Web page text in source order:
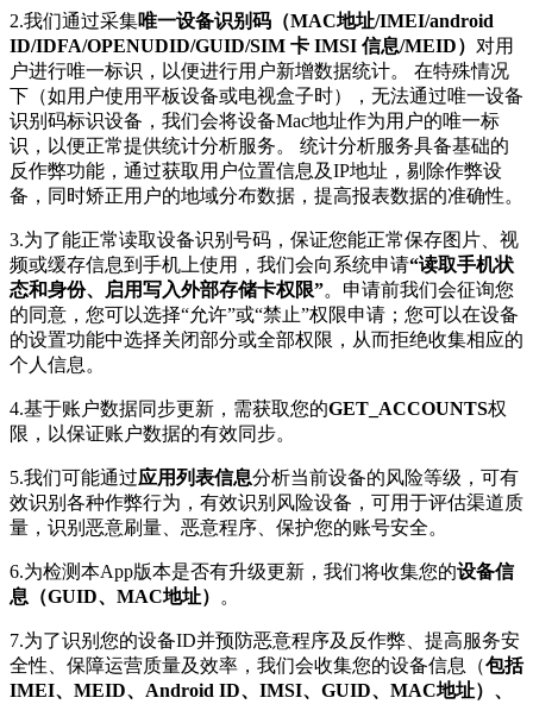
2.我们通过采集唯一设备识别码（MAC地址/IMEI/android
ID/IDFA/OPENUDID/GUID/SIM 卡 IMSI 信息/MEID） 对用
户进行唯一标识，以便进行用户新增数据统计。 在特殊情况
下（如用户使用平板设备或电视盒子时），无法通过唯一设备
识别码标识设备，我们会将设备Mac地址作为用户的唯一标
识，以便正常提供统计分析服务。 统计分析服务具备基础的
反作弊功能，通过获取用户位置信息及IP地址，剔除作弊设
备，同时矫正用户的地域分布数据，提高报表数据的准确性。
3.为了能正常读取设备识别号码，保证您能正常保存图片、视
频或缓存信息到手机上使用，我们会向系统申请“读取手机状
态和身份、启用写入外部存储卡权限”。申请前我们会征询您
的同意，您可以选择“允许”或“禁止”权限申请；您可以在设备
的设置功能中选择关闭部分或全部权限，从而拒绝收集相应的
个人信息。
4.基于账户数据同步更新，需获取您的GET_ACCOUNTS权
限，以保证账户数据的有效同步。
5.我们可能通过应用列表信息分析当前设备的风险等级，可有
效识别各种作弊行为，有效识别风险设备，可用于评估渠道质
量，识别恶意刷量、恶意程序、保护您的账号安全。
6.为检测本App版本是否有升级更新，我们将收集您的设备信
息（GUID、MAC地址）
。
7.为了识别您的设备ID并预防恶意程序及反作弊、提高服务安
全性、保障运营质量及效率，我们会收集您的设备信息（包括
IMEI、MEID、Android ID、IMSI、GUID、MAC地址）、